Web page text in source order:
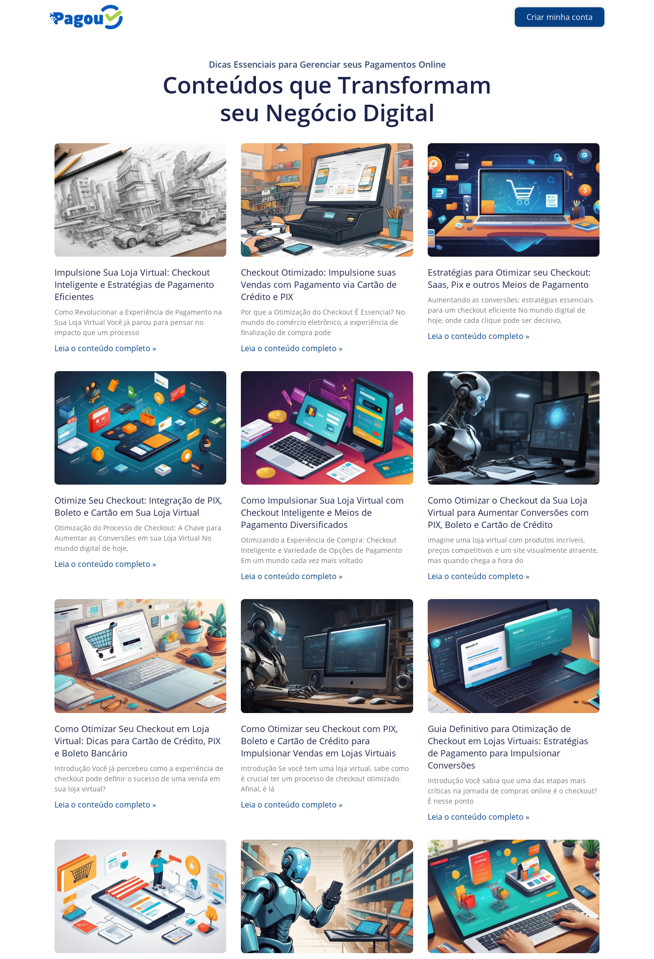
Criar minha conta
Dicas Essenciais para Gerenciar seus Pagamentos Online
Conteúdos que Transformam
seu Negócio Digital
Impulsione Sua Loja Virtual: Checkout
Inteligente e Estratégias de Pagamento
Eficientes
Como Revolucionar a Experiência de Pagamento na
Sua Loja Virtual Você já parou para pensar no
impacto que um processo
Leia o conteúdo completo »
Checkout Otimizado: Impulsione suas
Vendas com Pagamento via Cartão de
Crédito e PIX
Por que a Otimização do Checkout É Essencial? No
mundo do comércio eletrônico, a experiência de
finalização de compra pode
Leia o conteúdo completo »
Estratégias para Otimizar seu Checkout:
Saas, Pix e outros Meios de Pagamento
Aumentando as conversões: estratégias essenciais
para um checkout eficiente No mundo digital de
hoje, onde cada clique pode ser decisivo,
Leia o conteúdo completo »
Otimize Seu Checkout: Integração de PIX,
Boleto e Cartão em Sua Loja Virtual
Otimização do Processo de Checkout: A Chave para
Aumentar as Conversões em sua Loja Virtual No
mundo digital de hoje,
Leia o conteúdo completo »
Como Impulsionar Sua Loja Virtual com
Checkout Inteligente e Meios de
Pagamento Diversificados
Otimizando a Experiência de Compra: Checkout
Inteligente e Variedade de Opções de Pagamento
Em um mundo cada vez mais voltado
Leia o conteúdo completo »
Como Otimizar o Checkout da Sua Loja
Virtual para Aumentar Conversões com
PIX, Boleto e Cartão de Crédito
Imagine uma loja virtual com produtos incríveis,
preços competitivos e um site visualmente atraente,
mas quando chega a hora do
Leia o conteúdo completo »
Como Otimizar Seu Checkout em Loja
Virtual: Dicas para Cartão de Crédito, PIX
e Boleto Bancário
Introdução Você já percebeu como a experiência de
checkout pode definir o sucesso de uma venda em
sua loja virtual?
Leia o conteúdo completo »
Como Otimizar seu Checkout com PIX,
Boleto e Cartão de Crédito para
Impulsionar Vendas em Lojas Virtuais
Introdução Se você tem uma loja virtual, sabe como
é crucial ter um processo de checkout otimizado.
Afinal, é lá
Leia o conteúdo completo »
Guia Definitivo para Otimização de
Checkout em Lojas Virtuais: Estratégias
de Pagamento para Impulsionar
Conversões
Introdução Você sabia que uma das etapas mais
críticas na jornada de compras online é o checkout?
É nesse ponto
Leia o conteúdo completo »